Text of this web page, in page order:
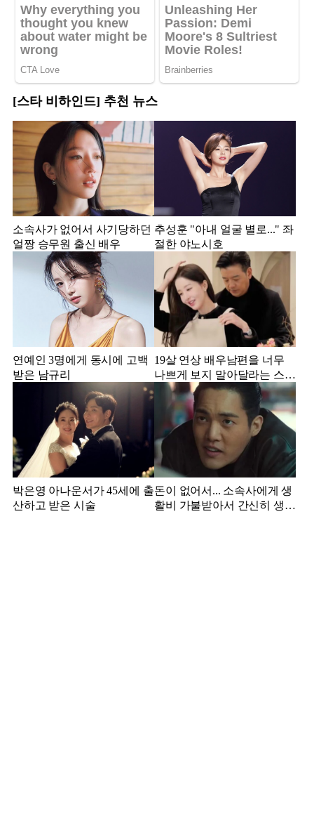
[스타 비하인드] 추천 뉴스
소속사가 없어서 사기당하던
얼짱 승무원 출신 배우
추성훈 "아내 얼굴 별로..." 좌
절한 야노시호
연예인 3명에게 동시에 고백
받은 남규리
19살 연상 배우남편을 너무
나쁘게 보지 말아달라는 스타
강사 아내
박은영 아나운서가 45세에 출
산하고 받은 시술
돈이 없어서... 소속사에게 생
활비 가불받아서 간신히 생활